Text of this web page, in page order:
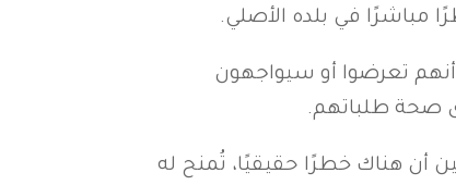
مباشرًا في بلده الأصلي.
أنهم تعرضوا أو سيواجهون
صحة طلباتهم.
أن هناك خطرًا حقيقيًا، تُمنح له